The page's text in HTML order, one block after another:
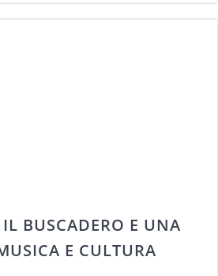
BUSCADERO E UNA
E CULTURA